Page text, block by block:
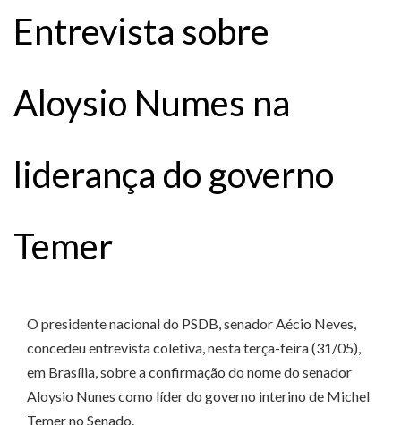
Entrevista sobre
Aloysio Numes na
liderança do governo
Temer
O presidente nacional do PSDB, senador Aécio Neves,
concedeu entrevista coletiva, nesta terça-feira (31/05),
em Brasília, sobre a confirmação do nome do senador
Aloysio Nunes como líder do governo interino de Michel
Temer no Senado.